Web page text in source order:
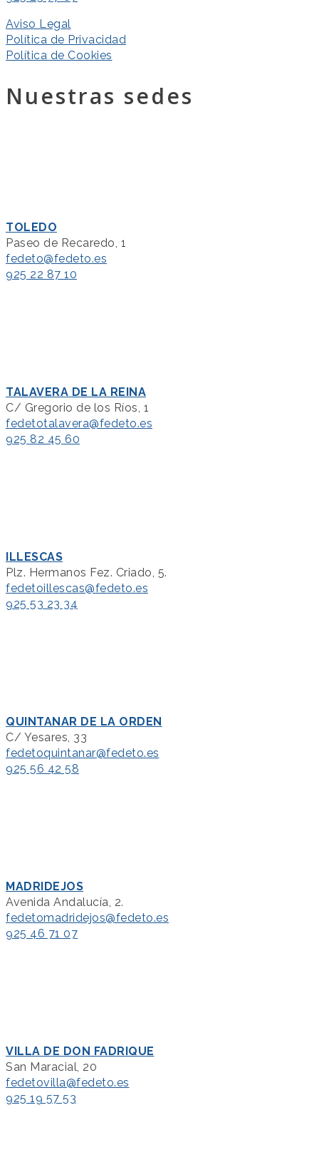
Aviso Legal
Política de Privacidad
Política de Cookies
Nuestras sedes
TOLEDO
Paseo de Recaredo, 1
fedeto@fedeto.es
925 22 87 10
TALAVERA DE LA REINA
C/ Gregorio de los Ríos, 1
fedetotalavera@fedeto.es
925 82 45 60
ILLESCAS
Plz. Hermanos Fez. Criado, 5.
fedetoillescas@fedeto.es
925 53 23 34
QUINTANAR DE LA ORDEN
C/ Yesares, 33
fedetoquintanar@fedeto.es
925 56 42 58
MADRIDEJOS
Avenida Andalucía, 2.
fedetomadridejos@fedeto.es
925 46 71 07
VILLA DE DON FADRIQUE
San Maracial, 20
fedetovilla@fedeto.es
925 19 57 53